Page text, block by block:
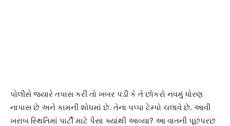
પોલીસે જ્યારે તપાસ કરી તો ખબર પડી કે તે છોકરો નવમું ધોરણ
નાપાસ છે અને કામની શોધમાં છે. તેના પપ્પા ટેમ્પો ચલાવે છે. આવી
ખરાબ સ્થિતિમાં પાર્ટી માટે પૈસા ક્યાંથી આવ્યા? આ વાતની પૂછપરછ